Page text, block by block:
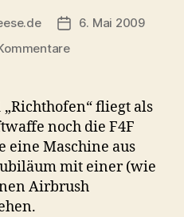
Beitragsdatum
6. Mai 2009
zu
II
–
JG
71
„R“
„Richthofen“ fliegt als
noch die F4F
Maschine aus
mit einer (wie
Airbrush